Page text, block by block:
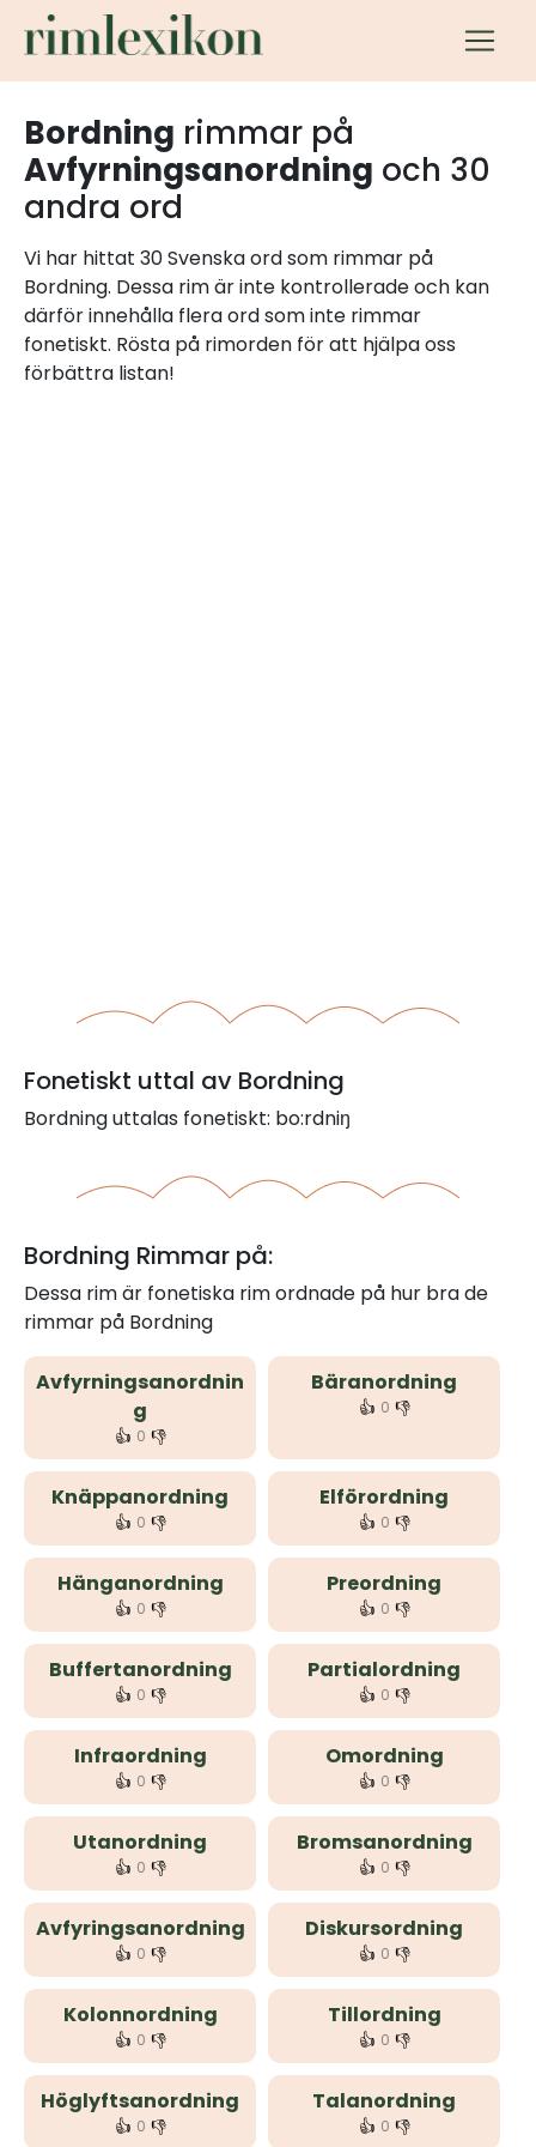
Bordning rimmar på
Avfyrningsanordning och 30
andra ord
Vi har hittat 30 Svenska ord som rimmar på
Bordning. Dessa rim är inte kontrollerade och kan
därför innehålla flera ord som inte rimmar
fonetiskt. Rösta på rimorden för att hjälpa oss
förbättra listan!
Fonetiskt uttal av Bordning
Bordning uttalas fonetiskt: bo:rdniŋ
Bordning Rimmar på:
Dessa rim är fonetiska rim ordnade på hur bra de
rimmar på Bordning
Avfyrningsanordnin
g
👍 0 👎
Bäranordning
👍 0 👎
Knäppanordning
👍 0 👎
Elförordning
👍 0 👎
Hänganordning
👍 0 👎
Preordning
👍 0 👎
Buffertanordning
👍 0 👎
Partialordning
👍 0 👎
Infraordning
👍 0 👎
Omordning
👍 0 👎
Utanordning
👍 0 👎
Bromsanordning
👍 0 👎
Avfyringsanordning
👍 0 👎
Diskursordning
👍 0 👎
Kolonnordning
👍 0 👎
Tillordning
👍 0 👎
Höglyftsanordning
👍 0 👎
Talanordning
👍 0 👎